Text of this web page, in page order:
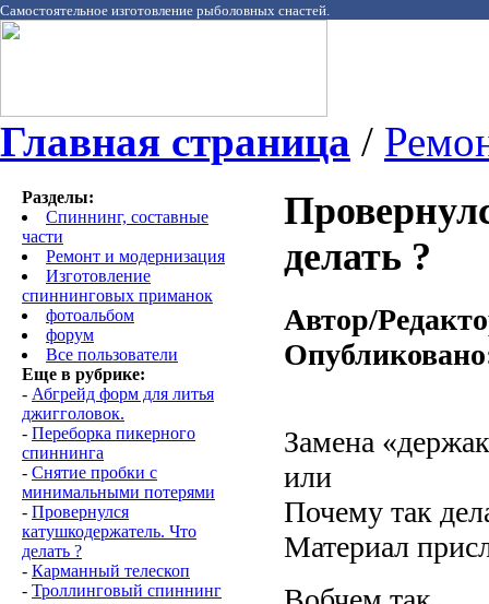
Самостоятельное изготовление рыболовных снастей.
Главная страница /
Разделы:
Спиннинг, составные
части
Ремонт и модернизация
Изготовление
спиннинговых приманок
фотоальбом
форум
Все пользователи
Еще в рубрике:
- Абгрейд форм для литья
джигголовок.
- Переборка пикерного
спиннинга
- Снятие пробки с
минимальными потерями
- Провернулся
катушкодержатель. Что
делать ?
- Карманный телескоп
- Троллинговый спиннинг
делать ?
Автор/
Замена
или
Почему так
Материал